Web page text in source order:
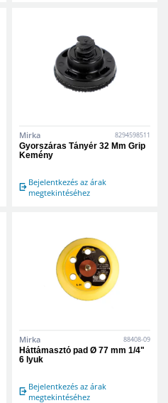
Mirka 8294598511
Gyorszáras Tányér 32 Mm Grip
Kemény
Bejelentkezés az árak
megtekintéséhez
Mirka 88408-09
Háttámasztó pad Ø 77 mm 1/4"
6 lyuk
Bejelentkezés az árak
megtekintéséhez